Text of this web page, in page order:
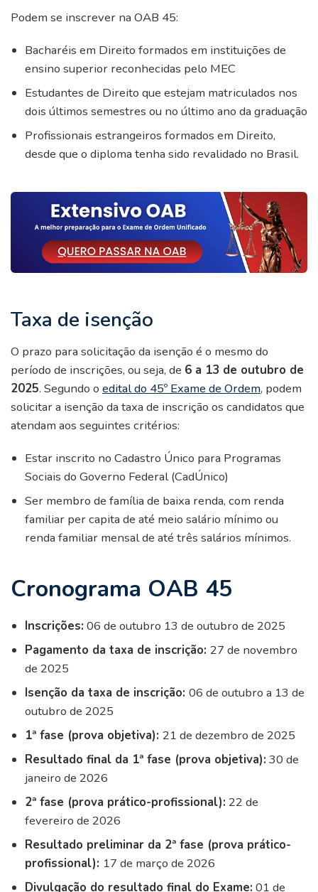
Podem se inscrever na OAB 45:
Bacharéis em Direito formados em instituições de
ensino superior reconhecidas pelo MEC
Estudantes de Direito que estejam matriculados nos
dois últimos semestres ou no último ano da graduação
Profissionais estrangeiros formados em Direito,
desde que o diploma tenha sido revalidado no Brasil.
Taxa de isenção
O prazo para solicitação da isenção é o mesmo do
período de inscrições, ou seja, de 6 a 13 de outubro de
2025. Segundo o edital do 45º Exame de Ordem, podem
solicitar a isenção da taxa de inscrição os candidatos que
atendam aos seguintes critérios:
Estar inscrito no Cadastro Único para Programas
Sociais do Governo Federal (CadÚnico)
Ser membro de família de baixa renda, com renda
familiar per capita de até meio salário mínimo ou
renda familiar mensal de até três salários mínimos.
Cronograma OAB 45
Inscrições: 06 de outubro 13 de outubro de 2025
Pagamento da taxa de inscrição: 27 de novembro
de 2025
Isenção da taxa de inscrição: 06 de outubro a 13 de
outubro de 2025
1ª fase (prova objetiva): 21 de dezembro de 2025
Resultado final da 1ª fase (prova objetiva): 30 de
janeiro de 2026
2ª fase (prova prático-profissional): 22 de
fevereiro de 2026
Resultado preliminar da 2ª fase (prova prático-
profissional): 17 de março de 2026
Divulgação do resultado final do Exame: 01 de